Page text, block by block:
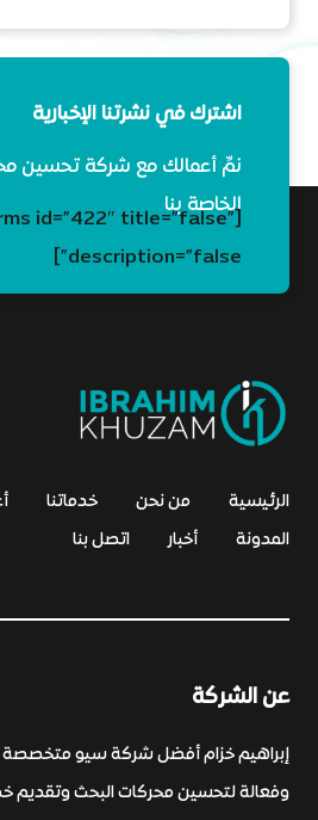
اشترك في نشرتنا الإخبارية
نمِّ أعمالك مع شركة تحسين
الخاصة بنا
id=”422″ title=”false”
description=”false”]
الرئيسية من نحن خدماتنا
المدونة
أخبار اتصل بنا
عن الشركة
إبراهيم خزام أفضل شركة سيو
وفعالة لتحسين محركات البحث وتقديم